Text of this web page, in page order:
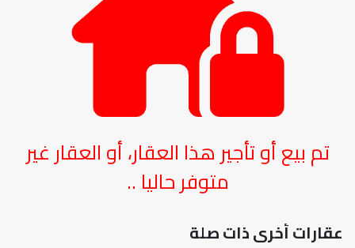
تم بيع أو تأجير هذا العقار، أو العقار غير
متوفر حاليا ..
عقارات أخرى ذات صلة